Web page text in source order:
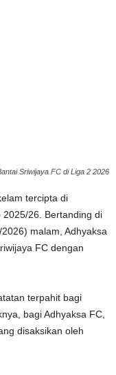
Sriwijaya FC di Liga 2 2026
tercipta di
26. Bertanding di
malam, Adhyaksa
FC dengan
terpahit bagi
bagi Adhyaksa FC,
disaksikan oleh